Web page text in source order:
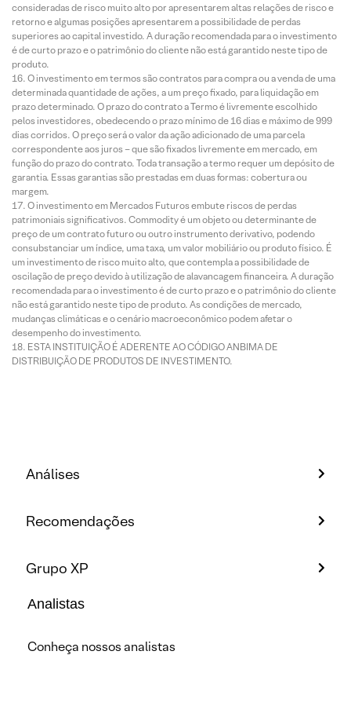
consideradas de risco muito alto por apresentarem altas relações de risco e
retorno e algumas posições apresentarem a possibilidade de perdas
superiores ao capital investido. A duração recomendada para o investimento
é de curto prazo e o patrimônio do cliente não está garantido neste tipo de
produto.
O investimento em termos são contratos para compra ou a venda de uma
determinada quantidade de ações, a um preço fixado, para liquidação em
prazo determinado. O prazo do contrato a Termo é livremente escolhido
pelos investidores, obedecendo o prazo mínimo de 16 dias e máximo de 999
dias corridos. O preço será o valor da ação adicionado de uma parcela
correspondente aos juros – que são fixados livremente em mercado, em
função do prazo do contrato. Toda transação a termo requer um depósito de
garantia. Essas garantias são prestadas em duas formas: cobertura ou
margem.
O investimento em Mercados Futuros embute riscos de perdas
patrimoniais significativos. Commodity é um objeto ou determinante de
preço de um contrato futuro ou outro instrumento derivativo, podendo
consubstanciar um índice, uma taxa, um valor mobiliário ou produto físico. É
um investimento de risco muito alto, que contempla a possibilidade de
oscilação de preço devido à utilização de alavancagem financeira. A duração
recomendada para o investimento é de curto prazo e o patrimônio do cliente
não está garantido neste tipo de produto. As condições de mercado,
mudanças climáticas e o cenário macroeconômico podem afetar o
desempenho do investimento.
ESTA INSTITUIÇÃO É ADERENTE AO CÓDIGO ANBIMA DE
DISTRIBUIÇÃO DE PRODUTOS DE INVESTIMENTO.
Análises
Recomendações
Grupo XP
Analistas
Conheça nossos analistas